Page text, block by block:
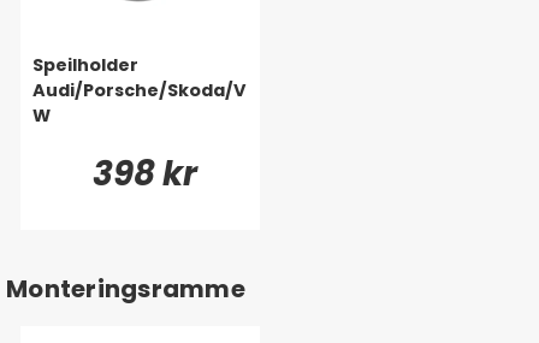
Speilholder
Audi/Porsche/Skoda/V
W
398 kr
Monteringsramme